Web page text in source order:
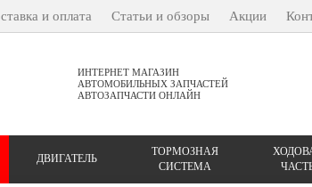
и оплата Статьи и обзоры Акции
ИНТЕРНЕТ МАГАЗИН
АВТОМОБИЛЬНЫХ ЗАПЧАСТЕЙ
АВТОЗАПЧАСТИ ОНЛАЙН
ДВИГАТЕЛЬ
ТОРМОЗНАЯ
СИСТЕМА